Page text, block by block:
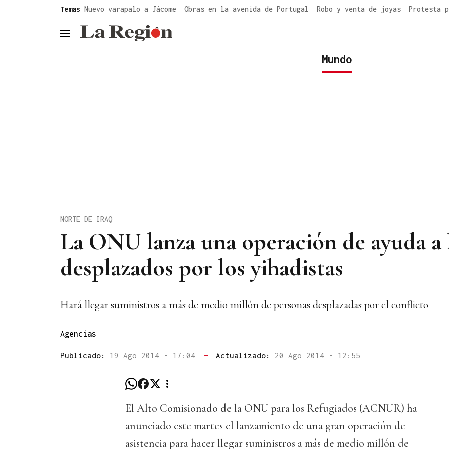
Temas Nuevo varapalo a Jácome Obras en la avenida de Portugal Robo y venta de joyas Protesta
header.menu.open
Mundo
La ONU lanza una operación de ayuda a
desplazados por los yihadistas
NORTE DE IRAQ
Hará llegar suministros a más de medio millón de personas desplazadas por el conflicto
Agencias
Publicado: 19 Ago 2014 - 17:04 — Actualizado: 20 Ago 2014 - 12:55
El Alto Comisionado de la ONU para los Refugiados (ACNUR) ha
anunciado este martes el lanzamiento de una gran operación de
asistencia para hacer llegar suministros a más de medio millón de